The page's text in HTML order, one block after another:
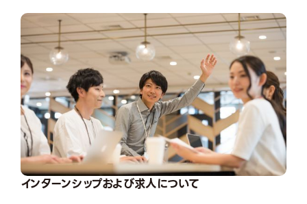
インターンシップおよび求人について